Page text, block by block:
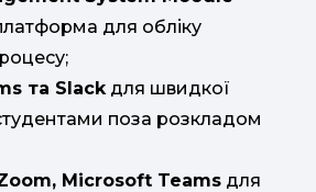
для обліку
та Slackдля швидкої
студентами поза розкладом
Microsoft Teams для